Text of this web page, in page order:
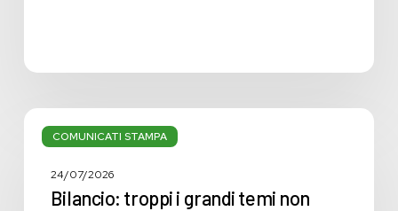
COMUNICATI STAMPA
Bilancio:
troppi
grandi24/07/2026
Bilancio: troppi i grandi temi non